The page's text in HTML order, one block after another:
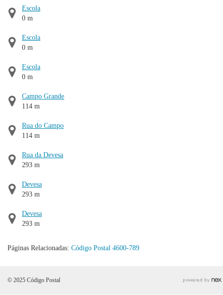
Escola
0 m
Escola
0 m
Escola
0 m
Campo Grande
114 m
Rua do Campo
114 m
Rua da Devesa
293 m
Devesa
293 m
Devesa
293 m
Páginas Relacionadas: Código Postal 4600-789
© 2025 Código Postal